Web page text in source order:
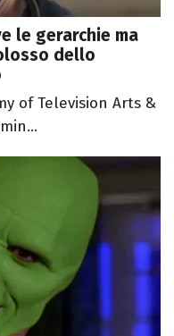
le gerarchie ma
dello
of Television Arts &